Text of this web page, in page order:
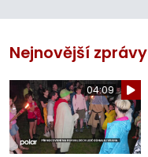
Nejnovější zprávy
04:09